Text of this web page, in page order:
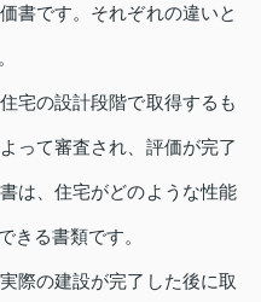
書です。それぞれの違いと
宅の設計段階で取得するも
って審査され、評価が完了
は、住宅がどのような性能
きる書類です。
際の建設が完了した後に取